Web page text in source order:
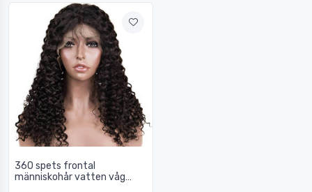
360 spets frontal
människohår vatten våg